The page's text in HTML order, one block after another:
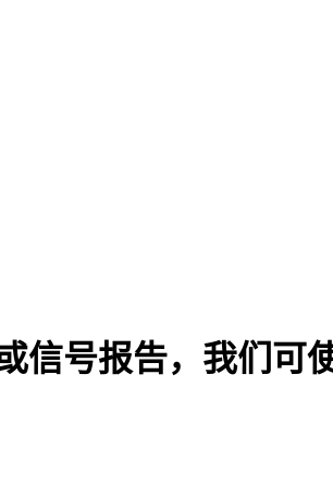
号报告，我们可